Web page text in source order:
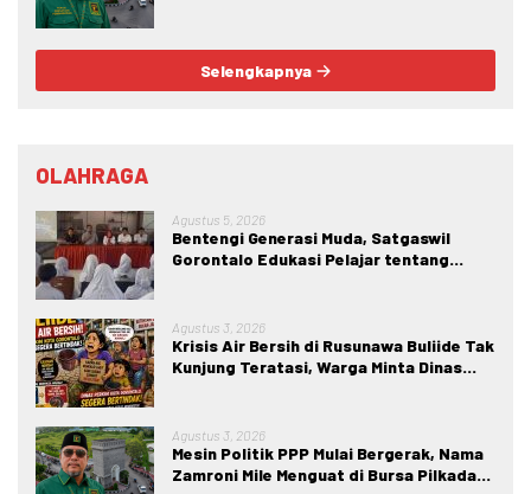
Selengkapnya
OLAHRAGA
Agustus 5, 2026
Bentengi Generasi Muda, Satgaswil
Gorontalo Edukasi Pelajar tentang
Agustus 3, 2026
Krisis Air Bersih di Rusunawa Buliide Tak
Kunjung Teratasi, Warga Minta Dinas
Agustus 3, 2026
Mesin Politik PPP Mulai Bergerak, Nama
Zamroni Mile Menguat di Bursa Pilkada